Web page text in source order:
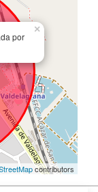
por
×
contributors